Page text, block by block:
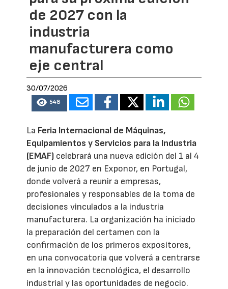
de 2027 con la
industria
manufacturera como
eje central
30/07/2026
548
La Feria Internacional de Máquinas,
Equipamientos y Servicios para la Industria
(EMAF) celebrará una nueva edición del 1 al 4
de junio de 2027 en Exponor, en Portugal,
donde volverá a reunir a empresas,
profesionales y responsables de la toma de
decisiones vinculados a la industria
manufacturera. La organización ha iniciado
la preparación del certamen con la
confirmación de los primeros expositores,
en una convocatoria que volverá a centrarse
en la innovación tecnológica, el desarrollo
industrial y las oportunidades de negocio.